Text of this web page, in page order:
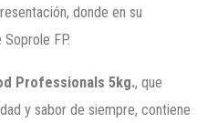
donde en su
FP.
Professionals 5kg., que
y sabor de siempre, contiene